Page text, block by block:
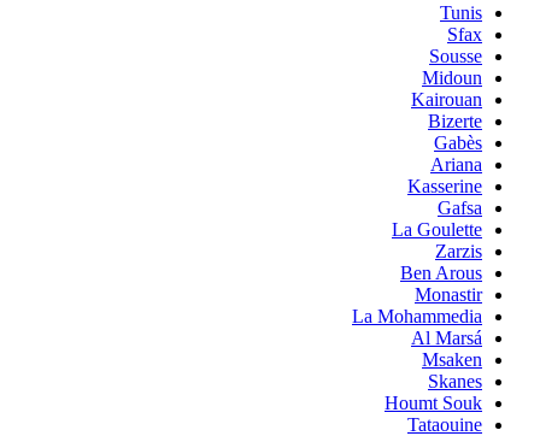
Tunis
Sfax
Sousse
Midoun
Kairouan
Bizerte
Gabès
Ariana
Kasserine
Gafsa
La Goulette
Zarzis
Ben Arous
Monastir
La Mohammedia
Al Marsá
Msaken
Skanes
Houmt Souk
Tataouine